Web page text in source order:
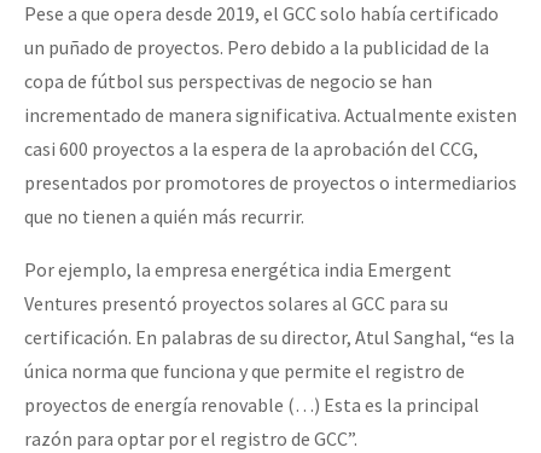
Pese a que opera desde 2019, el GCC solo había certificado
un puñado de proyectos. Pero debido a la publicidad de la
copa de fútbol sus perspectivas de negocio se han
incrementado de manera significativa. Actualmente existen
casi 600 proyectos a la espera de la aprobación del CCG,
presentados por promotores de proyectos o intermediarios
que no tienen a quién más recurrir.
Por ejemplo, la empresa energética india Emergent
Ventures presentó proyectos solares al GCC para su
certificación. En palabras de su director, Atul Sanghal, “es la
única norma que funciona y que permite el registro de
proyectos de energía renovable (…) Esta es la principal
razón para optar por el registro de GCC”.